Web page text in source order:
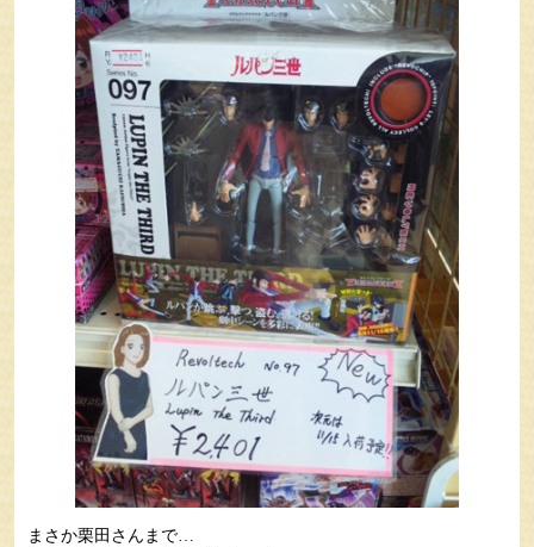
まさか栗田さんまで…